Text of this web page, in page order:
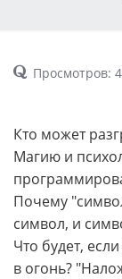
Просмотров:
Кто может
Магию и
Почему
символ, и
Что будет,
в огонь?